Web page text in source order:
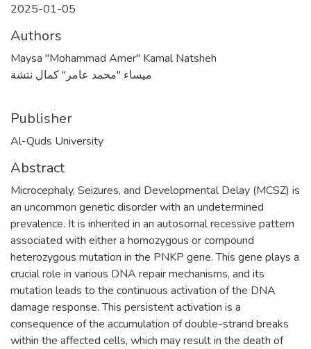
2025-01-05
Authors
Maysa "Mohammad Amer" Kamal Natsheh
ميساء "محمد عامر" كمال نتشة
Publisher
Al-Quds University
Abstract
Microcephaly, Seizures, and Developmental Delay (MCSZ) is
an uncommon genetic disorder with an undetermined
prevalence. It is inherited in an autosomal recessive pattern
associated with either a homozygous or compound
heterozygous mutation in the PNKP gene. This gene plays a
crucial role in various DNA repair mechanisms, and its
mutation leads to the continuous activation of the DNA
damage response. This persistent activation is a
consequence of the accumulation of double-strand breaks
within the affected cells, which may result in the death of